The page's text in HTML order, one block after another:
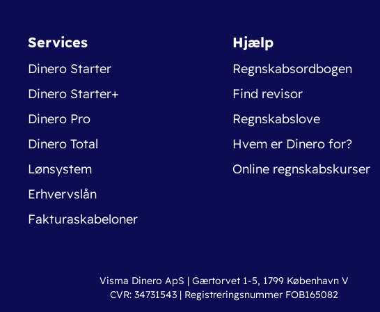
Services
Dinero Starter
Dinero Starter+
Dinero Pro
Dinero Total
Lønsystem
Erhvervslån
Fakturaskabeloner
Hjælp
Regnskabsordbogen
Find revisor
Regnskabslove
Hvem er Dinero for?
Online regnskabskurser
Visma Dinero ApS | Gærtorvet 1-5, 1799 København V
CVR: 34731543 | Registreringsnummer FOB165082